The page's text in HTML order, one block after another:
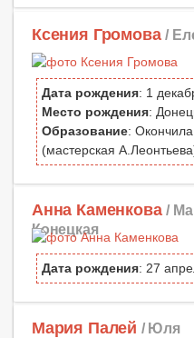
Ксения Громова /
Дата рождения: 1
Место рождения:
Образование:
(мастерская
Анна Каменкова /
Конецкая
Дата рождения: 27
Мария Палей / Юля